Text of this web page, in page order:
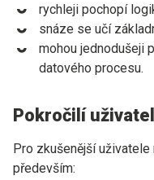
rychleji pochopí
snáze se učí
mohou jednodušeji
datového procesu.
Pokročilí
Pro zkušenější
především: